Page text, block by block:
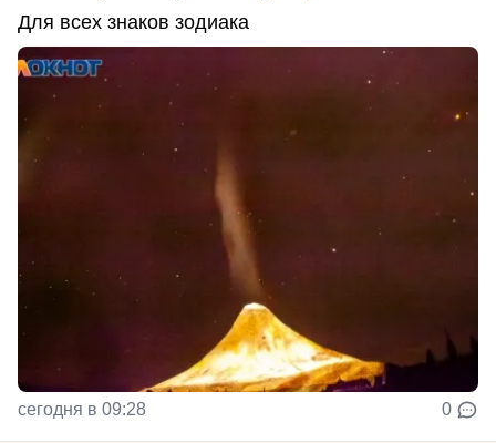
Для всех знаков зодиака
сегодня в 09:28 0